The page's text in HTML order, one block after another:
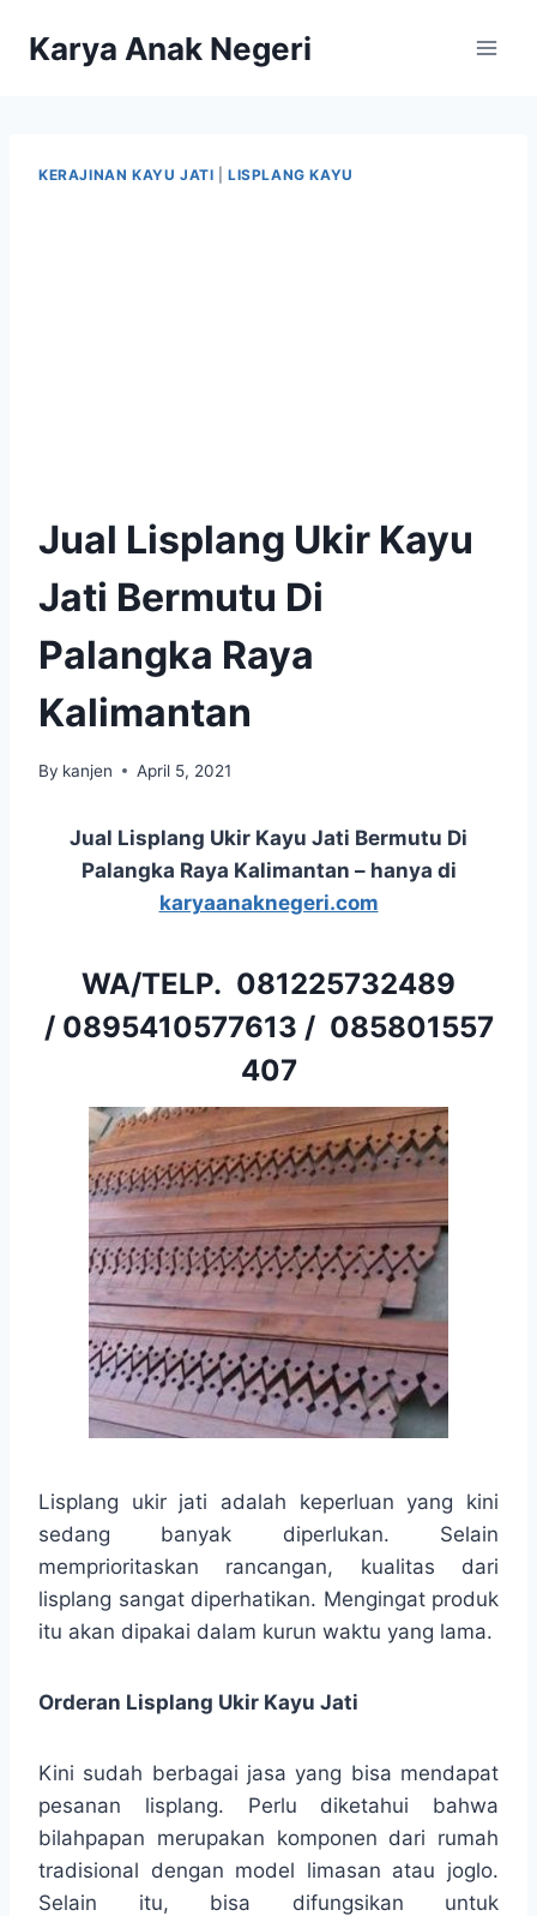
Karya Anak Negeri
KERAJINAN KAYU JATI |LISPLANG KAYU
Jual Lisplang Ukir Kayu
Jati Bermutu Di
Palangka Raya
Kalimantan
By kanjen April 5, 2021
Jual Lisplang Ukir Kayu Jati Bermutu Di
Palangka Raya Kalimantan – hanya di
karyaanaknegeri.com
WA/TELP. 081225732489
/ 0895410577613 / 085801557
407
Lisplang ukir jati adalah keperluan yang kini
sedang banyak diperlukan. Selain
memprioritaskan rancangan, kualitas dari
lisplang sangat diperhatikan. Mengingat produk
itu akan dipakai dalam kurun waktu yang lama.
Orderan Lisplang Ukir Kayu Jati
Kini sudah berbagai jasa yang bisa mendapat
pesanan lisplang. Perlu diketahui bahwa
bilahpapan merupakan komponen dari rumah
tradisional dengan model limasan atau joglo.
Selain itu, bisa difungsikan untuk